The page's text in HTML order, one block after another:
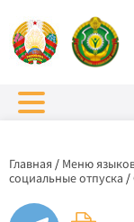
Главная / Меню
социальные отпуска /